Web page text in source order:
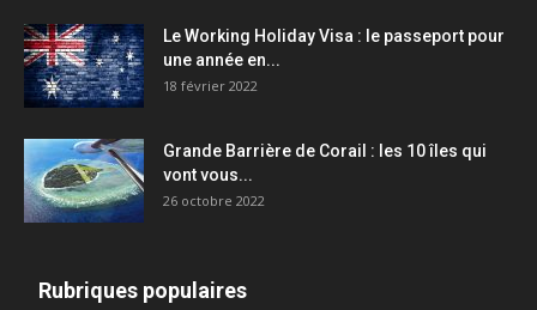
Le Working Holiday Visa : le passeport pour
une année en...
18 février 2022
Grande Barrière de Corail : les 10 îles qui
vont vous...
26 octobre 2022
Rubriques populaires